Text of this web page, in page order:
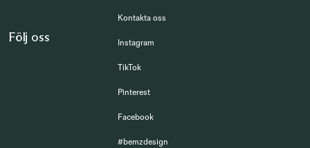
Kontakta oss
Följ oss Instagram
TikTok
Pinterest
Facebook
#bemzdesign